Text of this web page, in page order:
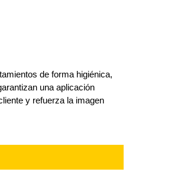
de forma higiénica,
una aplicación
y refuerza la imagen